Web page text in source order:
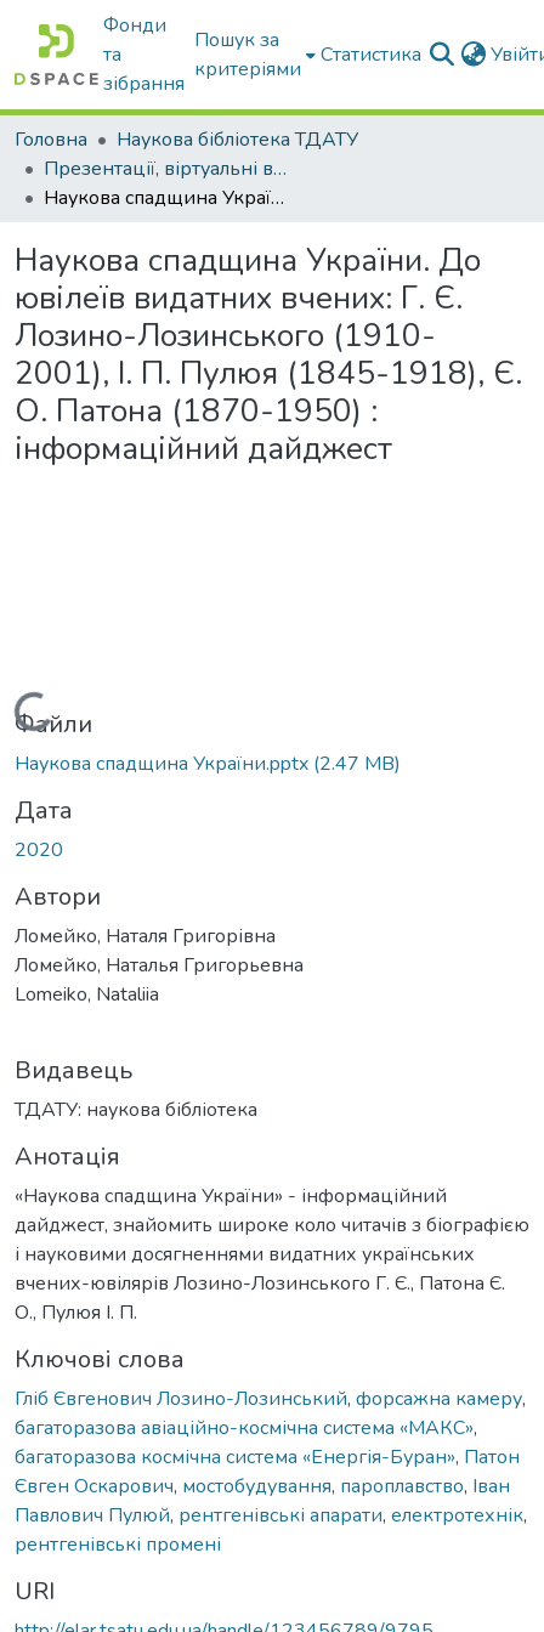
Фонди
та
зібрання
Пошук за
критеріями
Статистика
Головна
Наукова бібліотека ТДАТУ
Презентації, віртуальні виставки наукової бібліотеки
Наукова спадщина України. До ювілеїв видатних вчених: Г. Є. Лозино-Лозинського (1910-2001), І. П. Пулюя (1845-1918), Є. О. Патона (1870-1950) : інформаційний дайджест
Наукова спадщина України. До
ювілеїв видатних вчених: Г. Є.
Лозино-Лозинського (1910-
2001), І. П. Пулюя (1845-1918), Є.
О. Патона (1870-1950) :
інформаційний дайджест
Вантажиться...
Файли
Наукова спадщина України.pptx (2.47 MB)
Дата
2020
Автори
Ломейко, Наталя Григорівна
Ломейко, Наталья Григорьевна
Lomeiko, Nataliia
Видавець
ТДАТУ: наукова бібліотека
Анотація
«Наукова спадщина України» - інформаційний
дайджест, знайомить широке коло читачів з біографією
і науковими досягненнями видатних українських
вчених-ювілярів Лозино-Лозинського Г. Є., Патона Є.
О., Пулюя І. П.
Ключові слова
Гліб Євгенович Лозино-Лозинський, форсажна камеру,
багаторазова авіаційно-космічна система «МАКС»,
багаторазова космічна система «Енергія-Буран», Патон
Євген Оскарович, мостобудування, пароплавство, Іван
Павлович Пулюй, рентгенівські апарати, електротехнік,
рентгенівські промені
URI